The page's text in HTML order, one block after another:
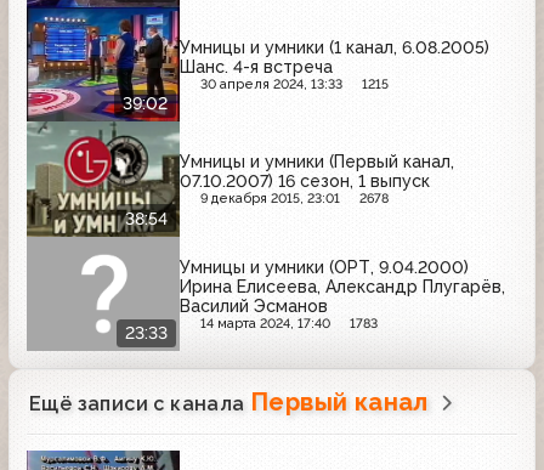
39:02
Умницы и умники (1 канал, 6.08.2005)
Шанс. 4-я встреча
30 апреля 2024, 13:33 1215
38:54
Умницы и умники (Первый канал,
07.10.2007) 16 сезон, 1 выпуск
9 декабря 2015, 23:01 2678
23:33
Умницы и умники (ОРТ, 9.04.2000)
Ирина Елисеева, Александр Плугарёв,
Василий Эсманов
14 марта 2024, 17:40 1783
Ещё записи с канала Первый канал